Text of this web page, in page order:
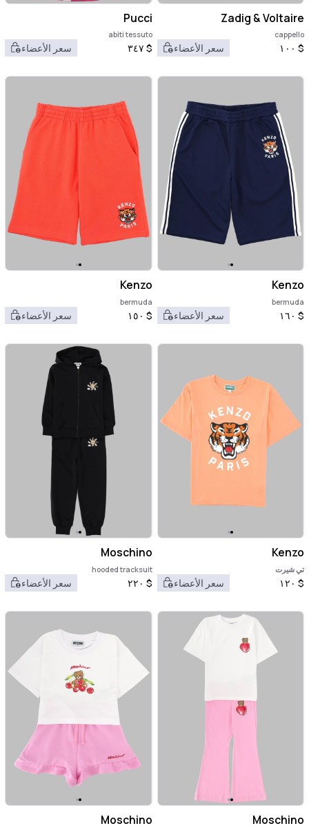
Zadig & Voltaire
cappello
$ ١٠٠ سعر الأعضاء
Pucci
abiti tessuto
$ ٣٤٧ سعر الأعضاء
Kenzo
bermuda
$ ١٦٠ سعر الأعضاء
Kenzo
bermuda
$ ١٥٠ سعر الأعضاء
Kenzo
تي شيرت
$ ١٢٠ سعر الأعضاء
Moschino
hooded tracksuit
$ ٢٢٠ سعر الأعضاء
Moschino
Moschino